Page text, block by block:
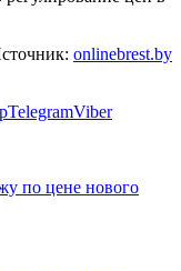
onlinebrest.by
TelegramViber
по цене нового